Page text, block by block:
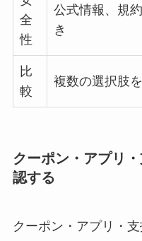
全
性
公式情報、規
き
比
較
複数の選択肢
クーポン・アプリ
認する
クーポン・アプリ・